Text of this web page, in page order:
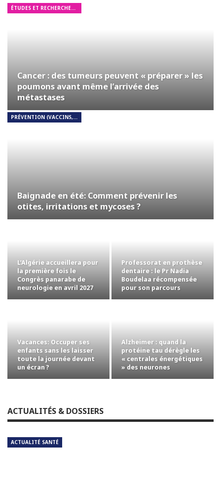
ÉTUDES ET RECHERCHES MÉDICALES
Cancer : des tumeurs peuvent « préparer » les
poumons avant même l’arrivée des
métastases
PRÉVENTION (VACCINS, DÉPISTAGE, HYGIÈNE)
Baignade en été: Comment prévenir les
otites, irritations et mycoses ?
L’Algérie accueillera pour
la première fois le
Congrès panarabe de
neurologie en avril 2027
Professorat en prothèse
dentaire : le Pr Nadia
Boudelaa récompensée
pour son parcours
Vacances: Occuper ses
enfants sans les laisser
toute la journée devant
un écran ?
Alzheimer : quand la
protéine tau dérègle les
« centrales énergétiques
» des neurones
ACTUALITÉS & DOSSIERS
ACTUALITÉ SANTÉ